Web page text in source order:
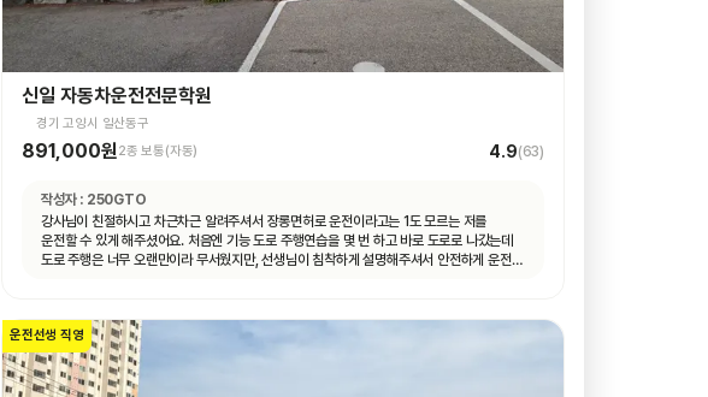
신일 자동차운전전문학원
경기 고양시 일산동구
891,000원 2종 보통(자동) 4.9(63)
작성자 : 250GTO
강사님이 친절하시고 차근차근 알려주셔서 장롱면허로 운전이라고는 1도 모르는 저를
운전할 수 있게 해주셨어요. 처음엔 기능 도로 주행연습을 몇 번 하고 바로 도로로 나갔는데
도로 주행은 너무 오랜만이라 무서웠지만, 선생님이 침착하게 설명해주셔서 안전하게 운전할
운전선생 직영